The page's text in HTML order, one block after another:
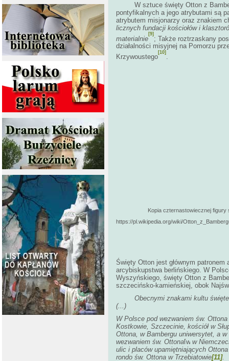
W sztuce święty Otton z
pontyfikalnych a jego atrybutami są
atrybutem misjonarzy oraz znakiem
licznych fundacji kościołów i
materialnie
[9]
; Także roztrzaskany
działalności misyjnej na Pomorzu
Krzywoustego
[10]
.
Kopia czternastowiecznej
https://pl.wikipedia.org/wiki/
Święty Otton jest głównym
arcybiskupstwa berlińskiego. W
Wyszyńskiego, święty Otton z
szczecińsko-kamieńskiej, obok
Obecnymi znakami kultu
(...)
W Polsce pod wezwaniem św.
Kostkowie, Szczecinie, kościół w
Ottona, w Bambergu uniwersytet, a
wezwaniem św. Ottona
w
ulic i placów upamiętniających
rondo św. Ottona w Trzebiatowie[11].